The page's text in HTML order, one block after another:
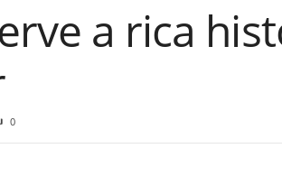
a rica
0